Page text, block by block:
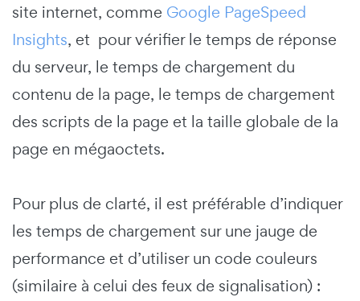
site internet, comme Google PageSpeed
Insights, et pour vérifier le temps de réponse
du serveur, le temps de chargement du
contenu de la page, le temps de chargement
des scripts de la page et la taille globale de la
page en mégaoctets.
Pour plus de clarté, il est préférable d’indiquer
les temps de chargement sur une jauge de
performance et d’utiliser un code couleurs
(similaire à celui des feux de signalisation) :